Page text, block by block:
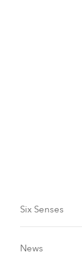
Six Senses
News